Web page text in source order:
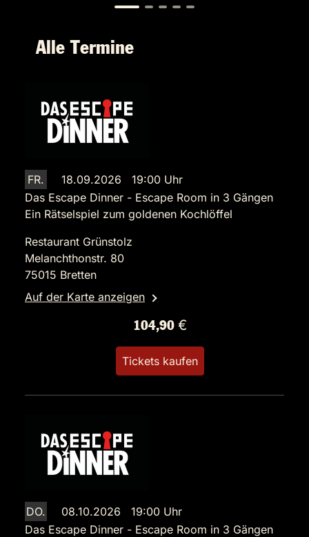
Alle Termine
FR.
18.09.2026 19:00 Uhr
Das Escape Dinner - Escape Room in 3 Gängen
Ein Rätselspiel zum goldenen Kochlöffel
Restaurant Grünstolz
Melanchthonstr. 80
75015 Bretten
Auf der Karte anzeigen
104,90 €
Tickets kaufen
DO.
08.10.2026 19:00 Uhr
Das Escape Dinner - Escape Room in 3 Gängen